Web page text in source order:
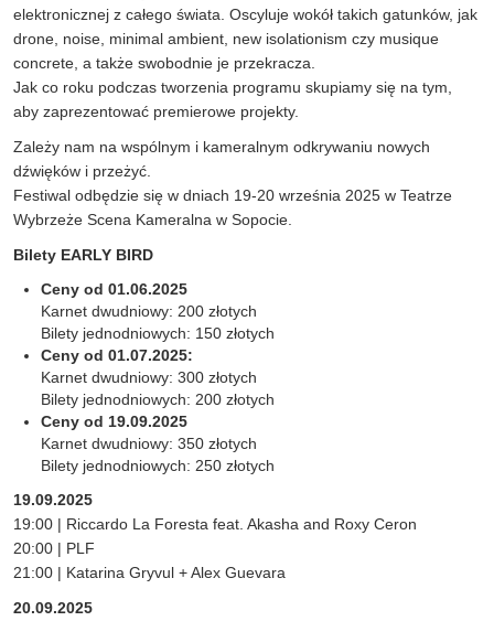
elektronicznej z całego świata. Oscyluje wokół takich gatunków, jak
drone, noise, minimal ambient, new isolationism czy musique
concrete, a także swobodnie je przekracza.
Jak co roku podczas tworzenia programu skupiamy się na tym,
aby zaprezentować premierowe projekty.
Zależy nam na wspólnym i kameralnym odkrywaniu nowych
dźwięków i przeżyć.
Festiwal odbędzie się w dniach 19-20 września 2025 w Teatrze
Wybrzeże Scena Kameralna w Sopocie.
Bilety EARLY BIRD
Ceny od 01.06.2025
Karnet dwudniowy: 200 złotych
Bilety jednodniowych: 150 złotych
Ceny od 01.07.2025:
Karnet dwudniowy: 300 złotych
Bilety jednodniowych: 200 złotych
Ceny od 19.09.2025
Karnet dwudniowy: 350 złotych
Bilety jednodniowych: 250 złotych
19.09.2025
19:00 | Riccardo La Foresta feat. Akasha and Roxy Ceron
20:00 | PLF
21:00 | Katarina Gryvul + Alex Guevara
20.09.2025